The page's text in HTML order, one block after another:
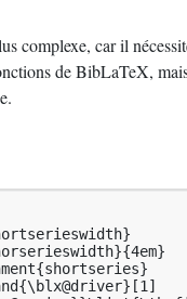
complexe, car il
de BibLaTeX,